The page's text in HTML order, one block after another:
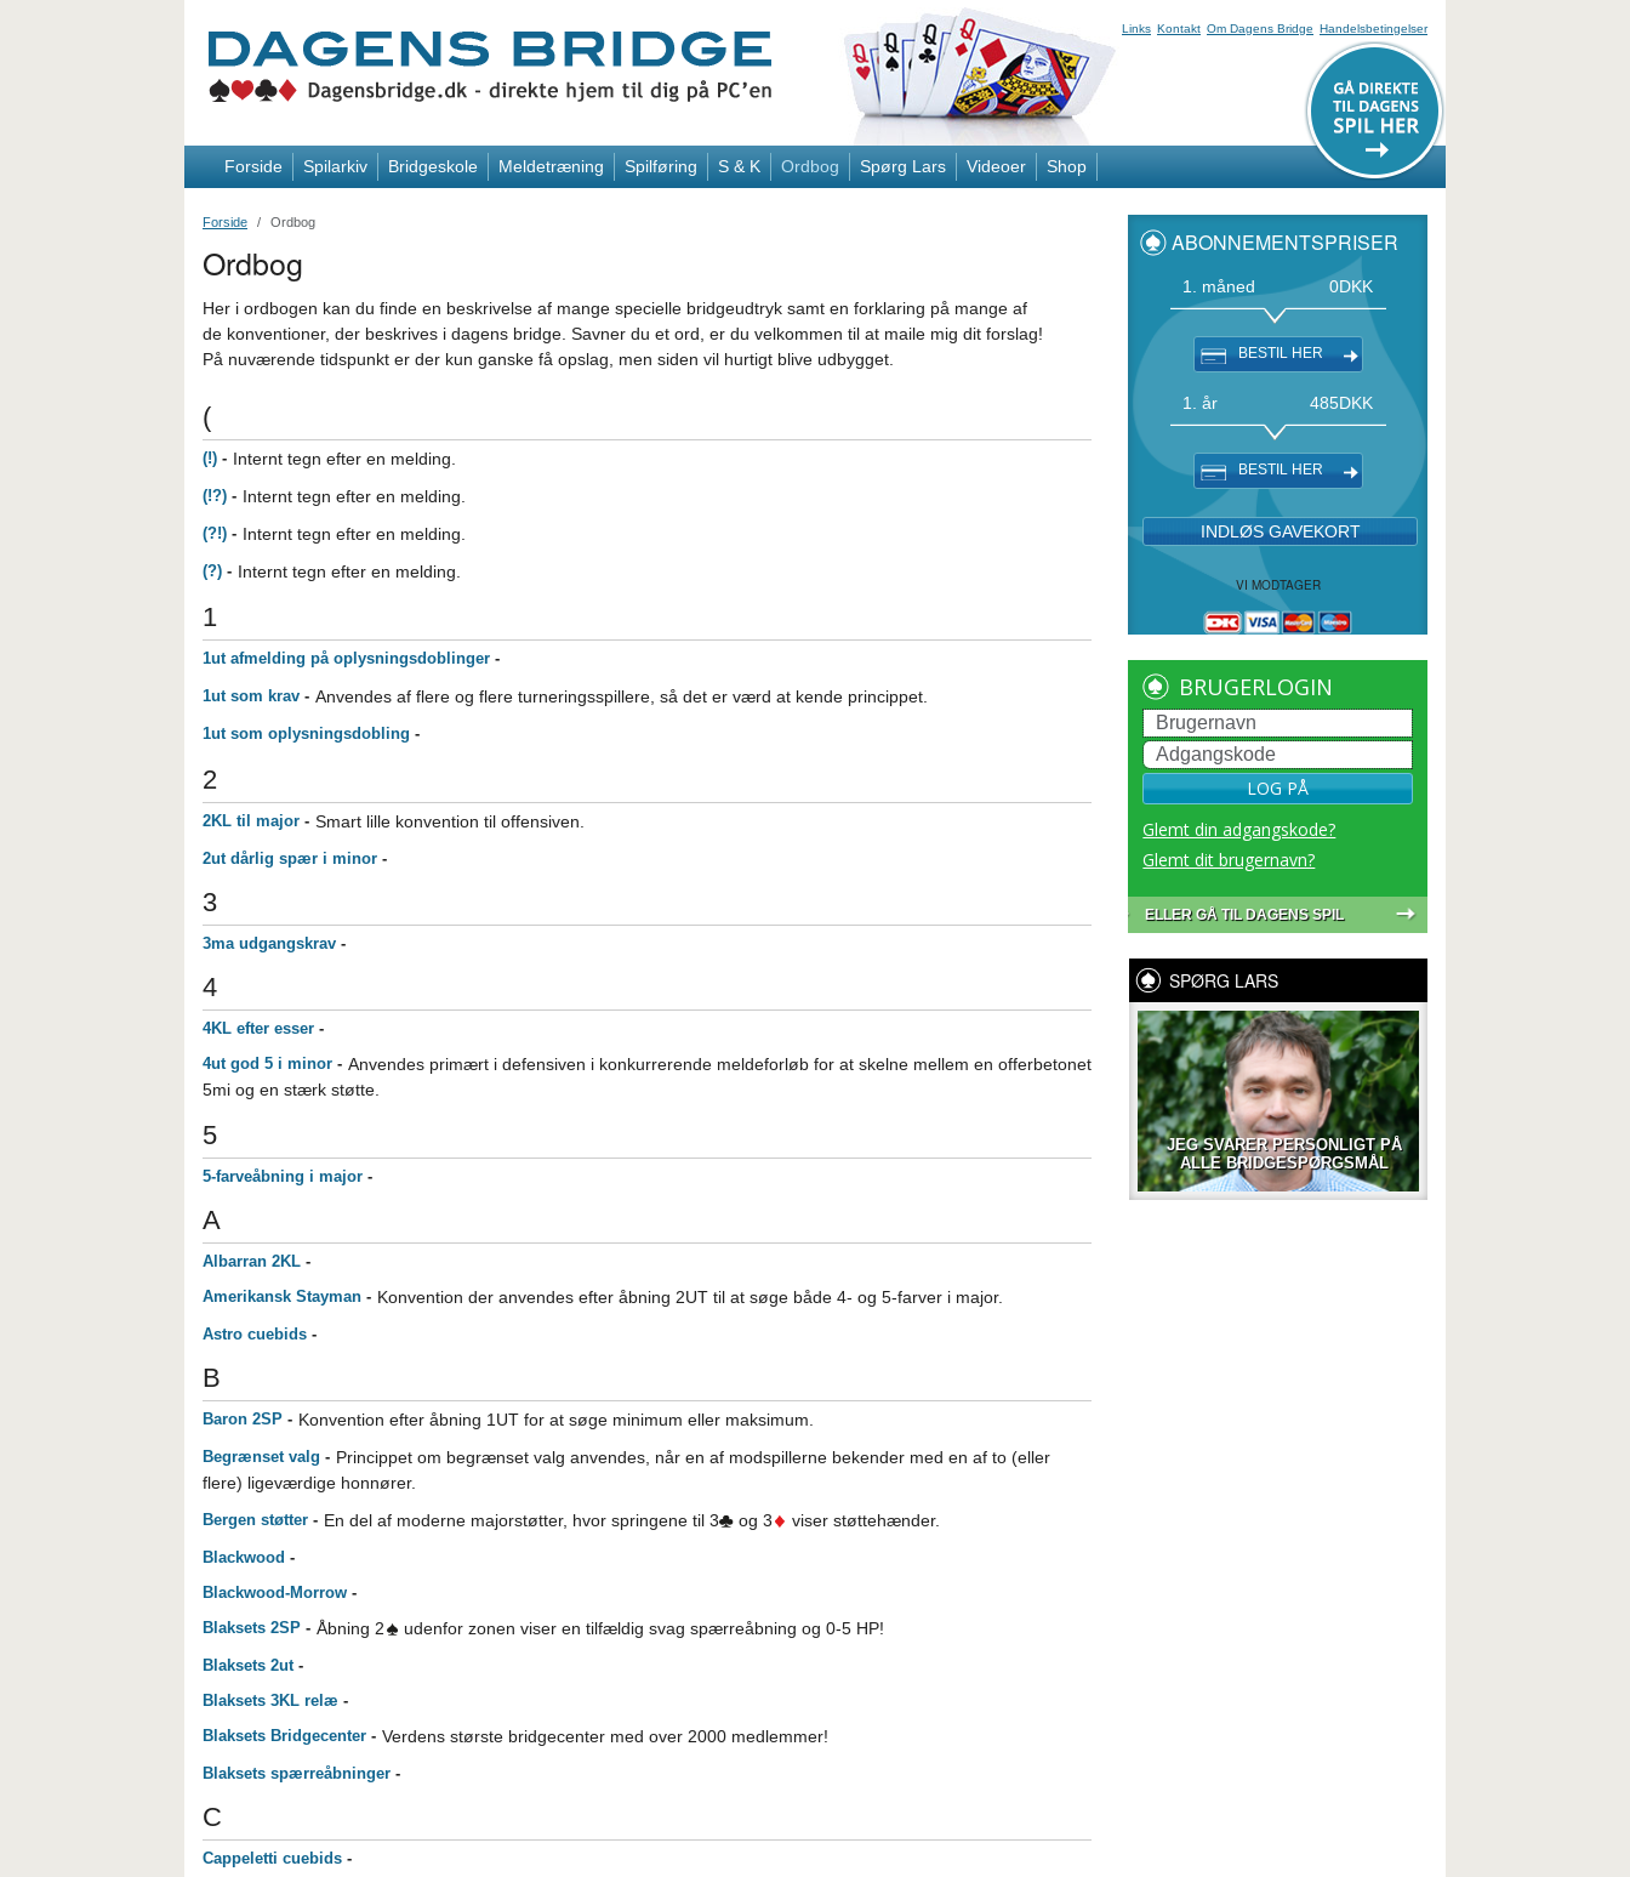
Links Kontakt Om Dagens Bridge Handelsbetingelser
Forside Spilarkiv Bridgeskole Meldetræning Spilføring S & K Ordbog Spørg Lars Videoer Shop
Forside Ordbog
Ordbog
Her i ordbogen kan du finde en beskrivelse af mange specielle bridgeudtryk samt en forklaring på mange af
de konventioner, der beskrives i dagens bridge. Savner du et ord, er du velkommen til at maile mig dit forslag!
På nuværende tidspunkt er der kun ganske få opslag, men siden vil hurtigt blive udbygget.
(
(!) - Internt tegn efter en melding.
(!?) - Internt tegn efter en melding.
(?!) - Internt tegn efter en melding.
(?) - Internt tegn efter en melding.
1
1ut afmelding på oplysningsdoblinger -
1ut som krav - Anvendes af flere og flere turneringsspillere, så det er værd at kende princippet.
1ut som oplysningsdobling -
2
2KL til major - Smart lille konvention til offensiven.
2ut dårlig spær i minor -
3
3ma udgangskrav -
4
4KL efter esser -
4ut god 5 i minor - Anvendes primært i defensiven i konkurrerende meldeforløb for at skelne mellem en offerbetonet
5mi og en stærk støtte.
5
5-farveåbning i major -
A
Albarran 2KL -
Amerikansk Stayman - Konvention der anvendes efter åbning 2UT til at søge både 4- og 5-farver i major.
Astro cuebids -
B
Baron 2SP - Konvention efter åbning 1UT for at søge minimum eller maksimum.
Begrænset valg - Princippet om begrænset valg anvendes, når en af modspillerne bekender med en af to (eller
flere) ligeværdige honnører.
Bergen støtter - En del af moderne majorstøtter, hvor springene til 3 og 3 viser støttehænder.
Blackwood -
Blackwood-Morrow -
Blaksets 2SP - Åbning 2 udenfor zonen viser en tilfældig svag spærreåbning og 0-5 HP!
Blaksets 2ut-
Blaksets 3KL relæ -
Blaksets Bridgecenter - Verdens største bridgecenter med over 2000 medlemmer!
Blaksets spærreåbninger -
C
Cappeletti cuebids -
ABONNEMENTSPRISER
1. måned 0DKK
BESTIL HER
1. år 485DKK
BESTIL HER
INDLØS GAVEKORT
VI MODTAGER
BRUGERLOGIN
LOG PÅ
Glemt din adgangskode?
Glemt dit brugernavn?
ELLER GÅ TIL DAGENS SPIL
SPØRG LARS
JEG SVARER PERSONLIGT PÅ
ALLE BRIDGESPØRGSMÅL